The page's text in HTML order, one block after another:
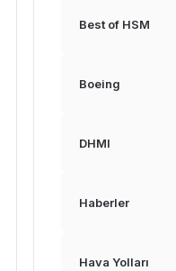
Best of HSM
Boeing
DHMI
Haberler
Hava Yolları